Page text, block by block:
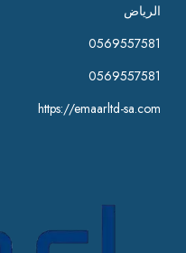
الرياض
0569557581
0569557581
https://emaarltd-sa.com